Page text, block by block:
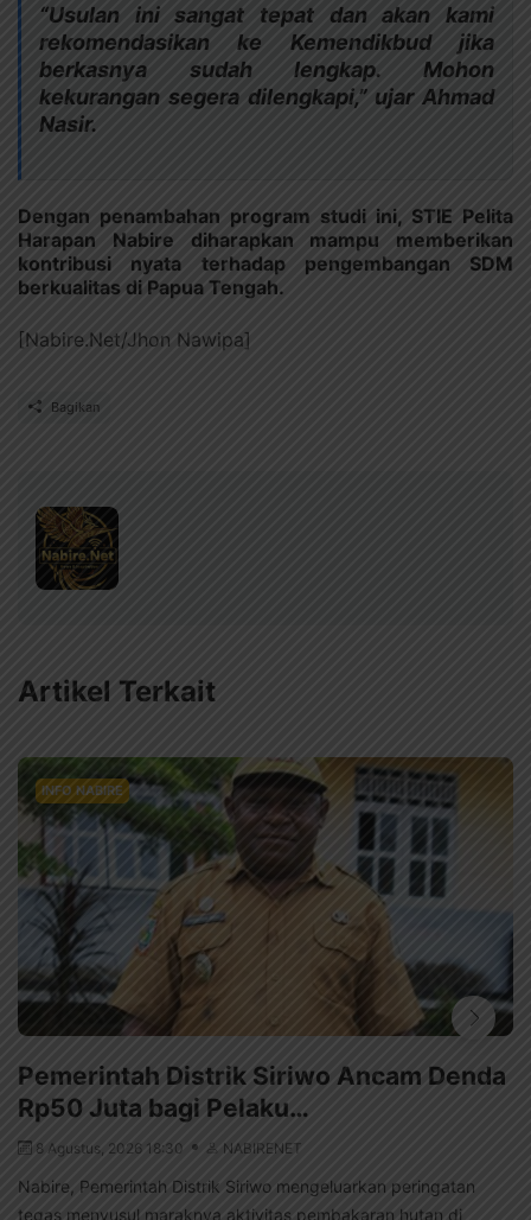
“Usulan ini sangat tepat dan akan kami
rekomendasikan ke Kemendikbud jika
berkasnya sudah lengkap. Mohon
kekurangan segera dilengkapi,” ujar Ahmad
Nasir.
Dengan penambahan program studi ini, STIE Pelita
Harapan Nabire diharapkan mampu memberikan
kontribusi nyata terhadap pengembangan SDM
berkualitas di Papua Tengah.
[Nabire.Net/Jhon Nawipa]
Bagikan
Artikel Terkait
INFO NABIRE
Pemerintah Distrik Siriwo Ancam Denda
Rp50 Juta bagi Pelaku…
8 Agustus, 2026 18:30 NABIRENET
Nabire, Pemerintah Distrik Siriwo mengeluarkan peringatan
tegas menyusul maraknya aktivitas pembakaran hutan di